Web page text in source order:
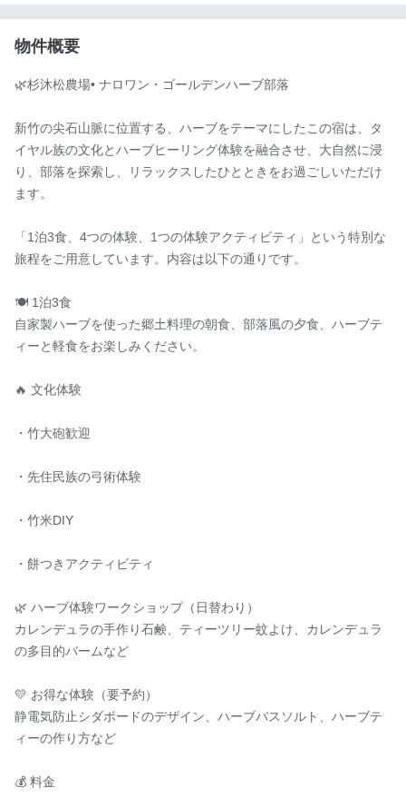
物件概要
🌿杉沐松農場• ナロワン・ゴールデンハーブ部落
新竹の尖石山脈に位置する、ハーブをテーマにしたこの宿は、タ
イヤル族の文化とハーブヒーリング体験を融合させ、大自然に浸
り、部落を探索し、リラックスしたひとときをお過ごしいただけ
ます。
「1泊3食、4つの体験、1つの体験アクティビティ」という特別な
旅程をご用意しています。内容は以下の通りです。
🍽 1泊3食
自家製ハーブを使った郷土料理の朝食、部落風の夕食、ハーブテ
ィーと軽食をお楽しみください。
🔥 文化体験
・竹大砲歓迎
・先住民族の弓術体験
・竹米DIY
・餅つきアクティビティ
🌿 ハーブ体験ワークショップ（日替わり）
カレンデュラの手作り石鹸、ティーツリー蚊よけ、カレンデュラ
の多目的バームなど
💛 お得な体験（要予約）
静電気防止シダボードのデザイン、ハーブバスソルト、ハーブテ
ィーの作り方など
💰 料金